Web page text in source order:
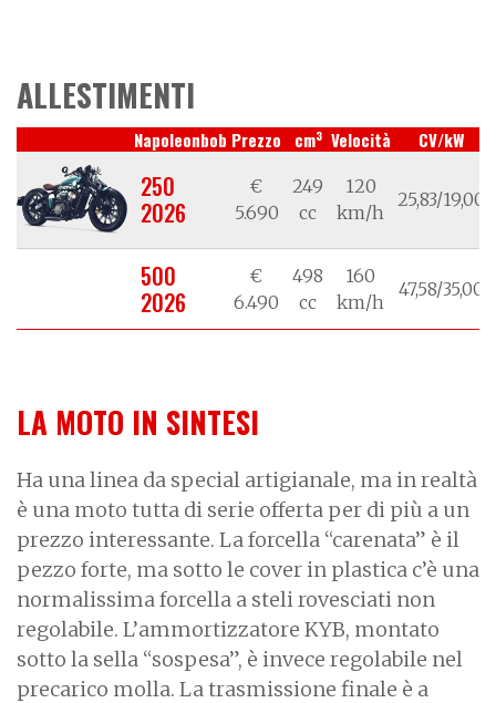
ALLESTIMENTI
Napoleonbob Prezzo cm3 Velocità CV/kW
250
2026
€
5.690
249
cc
120
km/h
25,83/19,00
500
2026
€
6.490
498
cc
160
km/h
47,58/35,00
LA MOTO IN SINTESI
Ha una linea da special artigianale, ma in realtà
è una moto tutta di serie offerta per di più a un
prezzo interessante. La forcella “carenata” è il
pezzo forte, ma sotto le cover in plastica c’è una
normalissima forcella a steli rovesciati non
regolabile. L’ammortizzatore KYB, montato
sotto la sella “sospesa”, è invece regolabile nel
precarico molla. La trasmissione finale è a